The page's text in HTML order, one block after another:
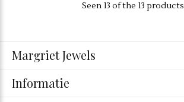
Seen 13 of the 13 products
Margriet Jewels
Informatie